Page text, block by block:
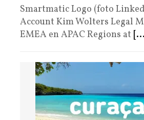
Smartmatic Logo (foto
Account Kim Wolters Legal
EMEA en APAC Regions at